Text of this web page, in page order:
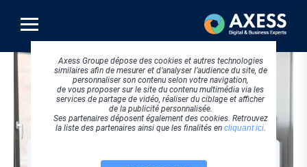
contenu
principal
Visuel
principal
Axess Groupe dépose des cookies et autres technologies
similaires afin de mesurer et d’analyser l’audience du site, de
personnaliser son contenu selon votre navigation,
de vous proposer sur le site du contenu multimédia via les
services de partage de vidéo, réaliser du ciblage et afficher
de la publicité personnalisée.
Ses partenaires déposent également des cookies. Retrouvez
la liste des partenaires ainsi que les finalités en cliquant ici.